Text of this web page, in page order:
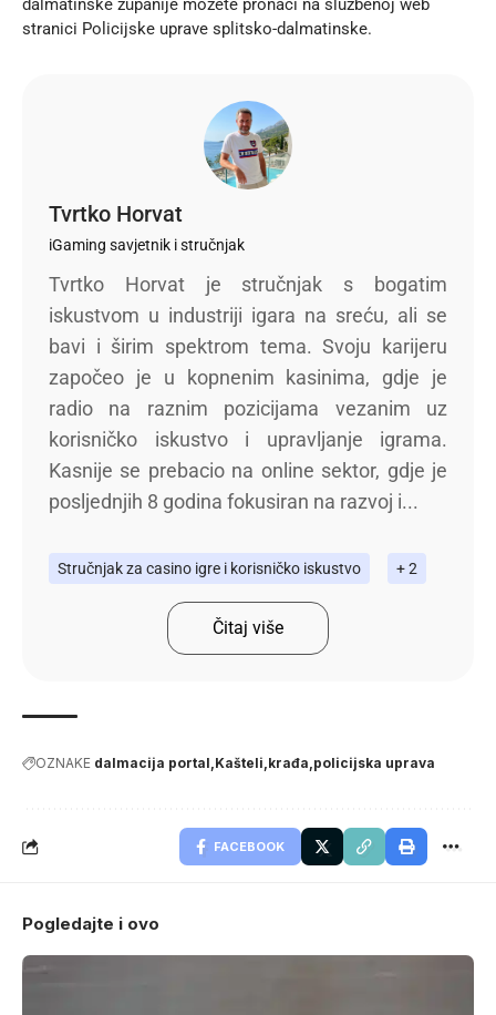
stranici Policijske uprave splitsko-dalmatinske.
Tvrtko Horvat
iGaming savjetnik i stručnjak
Tvrtko Horvat je stručnjak s bogatim
iskustvom u industriji igara na sreću, ali se
bavi i širim spektrom tema. Svoju karijeru
započeo je u kopnenim kasinima, gdje je
radio na raznim pozicijama vezanim uz
korisničko iskustvo i upravljanje igrama.
Kasnije se prebacio na online sektor, gdje je
posljednjih 8 godina fokusiran na razvoj i...
Stručnjak za casino igre i korisničko iskustvo + 2
Čitaj više
OZNAKE dalmacija portal Kašteli krađa policijska uprava
FACEBOOK
Pogledajte i ovo